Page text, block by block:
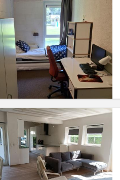
Info
415 €
200 €
12 months
With conditions
400 €
80 €
12 months, 10 months
No